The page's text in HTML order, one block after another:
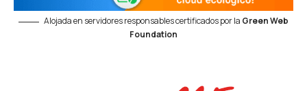
Alojada en servidores responsables certificados por la Green Web
Foundation